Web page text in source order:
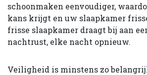
schoonmaken eenvoudiger,
kans krijgt en uw slaapkamer
frisse slaapkamer draagt bij aan
nachtrust, elke nacht opnieuw.
Veiligheid is minstens zo